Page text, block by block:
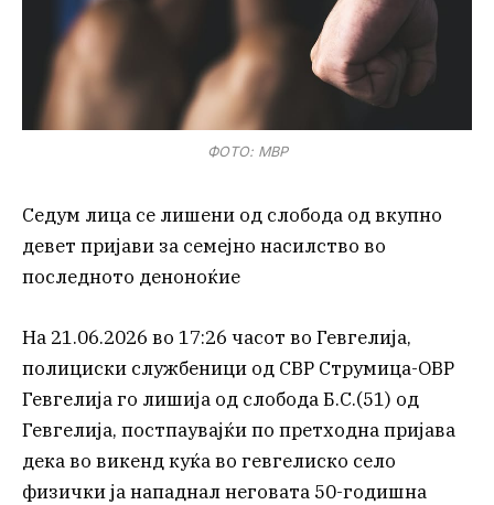
ФОТО: МВР
Седум лица се лишени од слобода од вкупно
девет пријави за семејно насилство во
последното деноноќие
На 21.06.2026 во 17:26 часот во Гевгелија,
полициски службеници од СВР Струмица-ОВР
Гевгелија го лишија од слобода Б.С.(51) од
Гевгелија, постпаувајќи по претходна пријава
дека во викенд куќа во гевгелиско село
физички ја нападнал неговата 50-годишна